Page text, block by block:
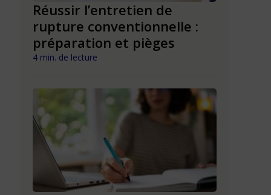
ou
Réussir l’entretien de
rupture conventionnelle :
préparation et pièges
4 min. de lecture